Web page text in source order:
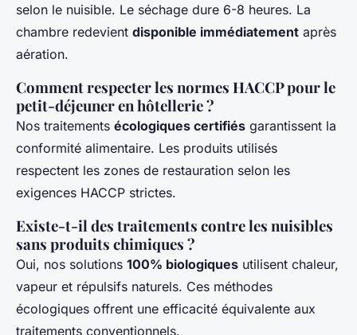
selon le nuisible. Le séchage dure 6-8 heures. La
chambre redevient disponible immédiatement après
aération.
Comment respecter les normes HACCP pour le
petit-déjeuner en hôtellerie ?
Nos traitements écologiques certifiés garantissent la
conformité alimentaire. Les produits utilisés
respectent les zones de restauration selon les
exigences HACCP strictes.
Existe-t-il des traitements contre les nuisibles
sans produits chimiques ?
Oui, nos solutions 100% biologiques utilisent chaleur,
vapeur et répulsifs naturels. Ces méthodes
écologiques offrent une efficacité équivalente aux
traitements conventionnels.